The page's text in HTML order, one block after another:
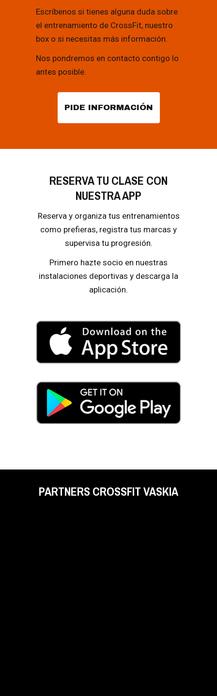
Escríbenos si tienes alguna duda sobre
el entrenamiento de CrossFit, nuestro
box o si necesitas más información.
Nos pondremos en contacto contigo lo
antes posible.
PIDE INFORMACIÓN
RESERVA TU CLASE CON
NUESTRA APP
Reserva y organiza tus entrenamientos
como prefieras, registra tus marcas y
supervisa tu progresión.
Primero hazte socio en nuestras
instalaciones deportivas y descarga la
aplicación.
PARTNERS CROSSFIT VASKIA